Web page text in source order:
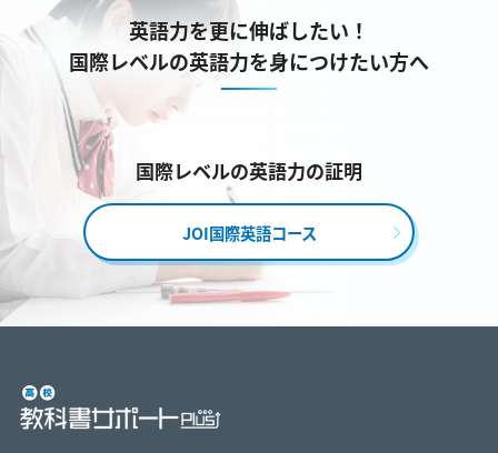
英語力を更に伸ばしたい！
国際レベルの英語力を身につけたい方へ
国際レベルの英語力の証明
JOI国際英語コース